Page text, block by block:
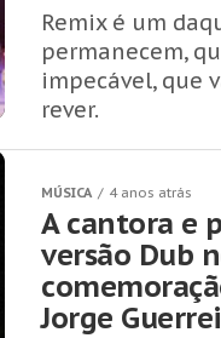
Remix é um
permanecem,
impecável, que
rever.
MÚSICA 4 anos atrás
A cantora e
versão Dub
Jorge